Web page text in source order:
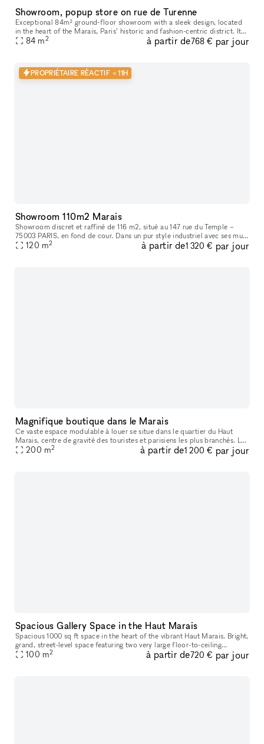
Showroom, popup store on rue de Turenne
Exceptional 84m² ground-floor showroom with a sleek design, located
in the heart of the Marais, Paris’ historic and fashion-centric district. Its
prime location and flexible layout make it ideal for
84 m2 à partir de768 € par jour
PROPRIÉTAIRE RÉACTIF < 11H
Showroom 110m2 Marais
Showroom discret et raffiné de 116 m2, situé au 147 rue du Temple –
75003 PARIS, en fond de cour. Dans un pur style industriel avec ses murs
blancs et son sol en béton, il bénéficie d’une lumière du
120 m2 à partir de1 320 € par jour
Magnifique boutique dans le Marais
Ce vaste espace modulable à louer se situe dans le quartier du Haut
Marais, centre de gravité des touristes et parisiens les plus branchés. Les
boutiques y sont pointues, les bars et restaurants, con
200 m2 à partir de1 200 € par jour
Spacious Gallery Space in the Haut Marais
Spacious 1000 sq ft space in the heart of the vibrant Haut Marais. Bright,
grand, street-level space featuring two very large floor-to-ceiling
windows that open directly onto the street, offering str
100 m2 à partir de720 € par jour